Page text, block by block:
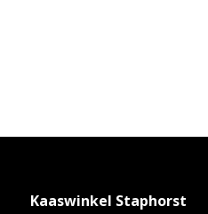
Kaaswinkel Staphorst